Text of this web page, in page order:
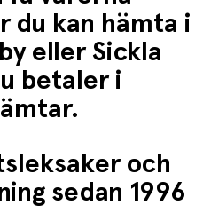
du kan hämta i
eller Sickla
betaler i
och
sedan 1996